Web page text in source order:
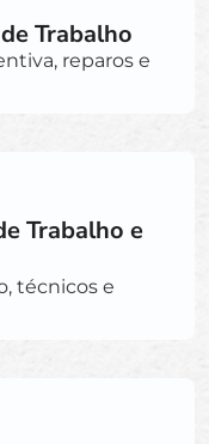
Trabalho
reparos e
Trabalho e
técnicos e